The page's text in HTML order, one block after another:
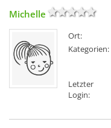
Michelle
Ort:
Kategorien:
Letzter
Login: